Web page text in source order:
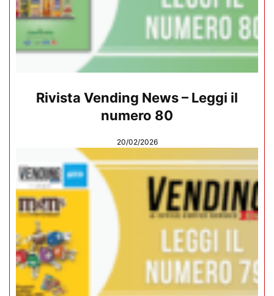
Rivista Vending News – Leggi il
numero 80
20/02/2026